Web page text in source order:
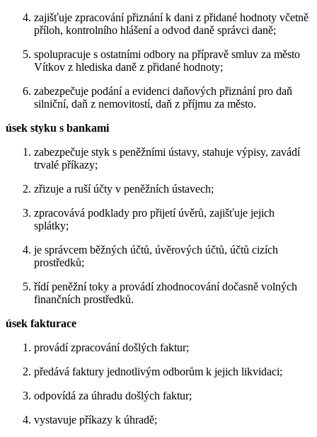
zajišťuje zpracování přiznání k dani z přidané hodnoty včetně
příloh, kontrolního hlášení a odvod daně správci daně;
spolupracuje s ostatními odbory na přípravě smluv za město
Vítkov z hlediska daně z přidané hodnoty;
zabezpečuje podání a evidenci daňových přiznání pro daň
silniční, daň z nemovitostí, daň z příjmu za město.
úsek styku s bankami
zabezpečuje styk s peněžními ústavy, stahuje výpisy, zavádí
trvalé příkazy;
zřizuje a ruší účty v peněžních ústavech;
zpracovává podklady pro přijetí úvěrů, zajišťuje jejich
splátky;
je správcem běžných účtů, úvěrových účtů, účtů cizích
prostředků;
řídí peněžní toky a provádí zhodnocování dočasně volných
finančních prostředků.
úsek fakturace
provádí zpracování došlých faktur;
předává faktury jednotlivým odborům k jejich likvidaci;
odpovídá za úhradu došlých faktur;
vystavuje příkazy k úhradě;